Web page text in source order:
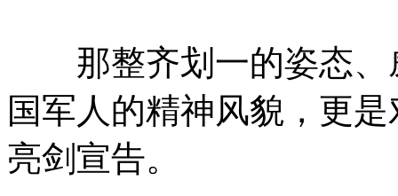
那整齐划一的姿态、
国军人的精神风貌，更
亮剑宣告。